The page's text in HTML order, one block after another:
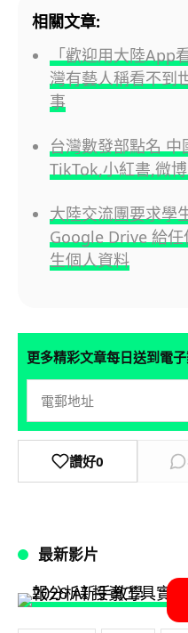
相關文章:
「歡迎用大陸App
灣有藝人稱看不到
事
台灣數發部點名
TikTok,小紅書,微
大陸交流團要求學
Google Drive 給任
生個人資料
更多精彩文章每日送到電
讚好0
最新影片